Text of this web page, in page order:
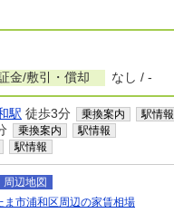
金/敷引・償却 なし / -
駅 徒歩3分 乗換案内 駅情報
乗換案内
駅情報
駅情報
周辺地図
ま市浦和区周辺の家賃相場